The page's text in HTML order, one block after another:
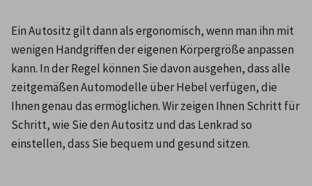
Ein Autositz gilt dann als ergonomisch, wenn man ihn mit
wenigen Handgriffen der eigenen Körpergröße anpassen
kann. In der Regel können Sie davon ausgehen, dass alle
zeitgemäßen Automodelle über Hebel verfügen, die
Ihnen genau das ermöglichen. Wir zeigen Ihnen Schritt für
Schritt, wie Sie den Autositz und das Lenkrad so
einstellen, dass Sie bequem und gesund sitzen.